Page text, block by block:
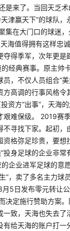
是来了。当回天乏
津赢天下”的球队，
集在大门口的球迷
海值得拥有这样忠
得季军，次年更是
经典赛事。原主帅
，不仅人员组合“
高调的行事风格令
资方“出事”，天海
难保级。 2019赛
寻找下家。起初，
格弥足珍贵，要想
身足球的企业非常
企业进军足球的意
”，卖了多名主力球
5日发布零元转让
决定施行赞助方案
致，天海也失去了
给天海的账户打一